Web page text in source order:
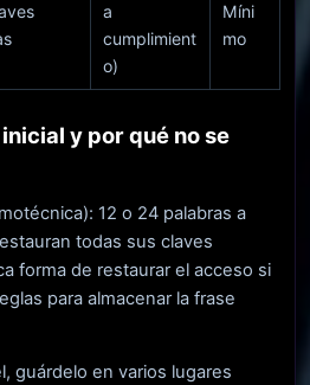
a
cumplimient
o)
Míni
mo
y por qué no se
12 o 24 palabras a
todas sus claves
forma de restaurar el acceso si
para almacenar la frase
guárdelo en varios lugares